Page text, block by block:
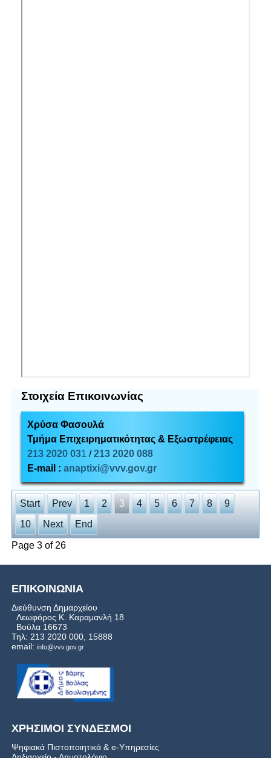
Στοιχεία Επικοινωνίας
Χρύσα Φασουλά
Τμήμα Επιχειρηματικότητας & Εξωστρέφειας
213 2020 031 /213 2020 088
E-mail : anaptixi@vvv.gov.gr
Start Prev 1 2 3 4 5 6 7 8
9
10
Next End
Page 3 of 26
ΕΠΙΚΟΙΝΩΝΙΑ
Διεύθυνση Δημαρχείου
Λεωφόρος Κ. Καραμανλή 18
Βούλα 16673
Τηλ: 213 2020 000, 15888
email: info@vvv.gov.gr
ΧΡΗΣΙΜΟΙ ΣΥΝΔΕΣΜΟΙ
Ψηφιακά Πιστοποιητικά & e-Υπηρεσίες